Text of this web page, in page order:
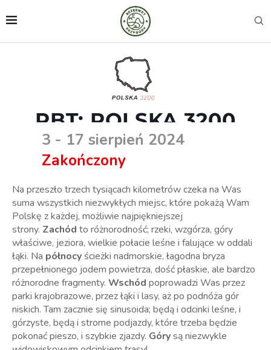
PBT: POLSKA 3200
3 - 17 sierpień 2024
Zakończony
Na przeszło trzech tysiącach kilometrów czeka na Was
suma wszystkich niezwykłych miejsc, które pokażą Wam
Polskę z każdej, możliwie najpiękniejszej
strony. Zachód to różnorodność; rzeki, wzgórza, góry
właściwe, jeziora, wielkie połacie leśne i falujące w oddali
łąki. Na północy ścieżki nadmorskie, łagodna bryza
przepełnionego jodem powietrza, dość płaskie, ale bardzo
różnorodne fragmenty. Wschód poprowadzi Was przez
parki krajobrazowe, przez łąki i lasy, aż po podnóża gór
niskich. Tam zacznie się sinusoida; będą i odcinki leśne, i
górzyste, będą i strome podjazdy, które trzeba będzie
pokonać pieszo, i szybkie zjazdy. Górysą niezwykle